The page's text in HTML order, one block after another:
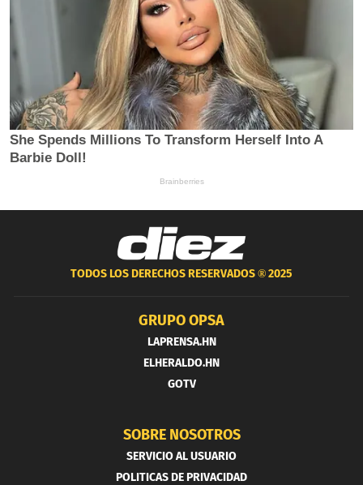
TODOS LOS DERECHOS RESERVADOS ®2025
GRUPO OPSA
LAPRENSA.HN
ELHERALDO.HN
GOTV
SOBRE NOSOTROS
SERVICIO AL USUARIO
POLITICAS DE PRIVACIDAD